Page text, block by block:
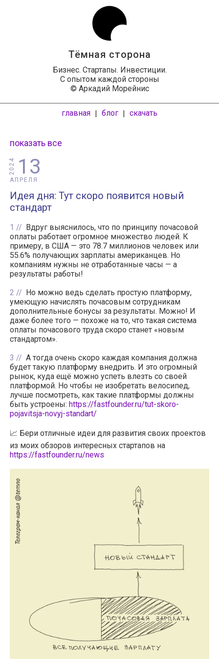
Тёмная сторона
Бизнес. Стартапы. Инвестиции.
С опытом каждой стороны
© Аркадий Морейнис
главная | блог | скачать
показать все
13
АПРЕЛЯ
2024
Идея дня: Тут скоро появится новый
стандарт
1
Вдруг выяснилось, что по принципу почасовой
оплаты работает огромное множество людей. К
примеру, в США — это 78.7 миллионов человек или
55.6% получающих зарплаты американцев. Но
компаниям нужны не отработанные часы — а
результаты работы!
2
Но можно ведь сделать простую платформу,
умеющую начислять почасовым сотрудникам
дополнительные бонусы за результаты. Можно! И
даже более того — похоже на то, что такая система
оплаты почасового труда скоро станет «новым
стандартом».
3
А тогда очень скоро каждая компания должна
будет такую платформу внедрить. И это огромный
рынок, куда ещё можно успеть влезть со своей
платформой. Но чтобы не изобретать велосипед,
лучше посмотреть, как такие платформы должны
быть устроены: https://fastfounder.ru/tut-skoro-
pojavitsja-novyj-standart/
📈 Бери отличные идеи для развития своих проектов
из моих обзоров интересных стартапов на
https://fastfounder.ru/news